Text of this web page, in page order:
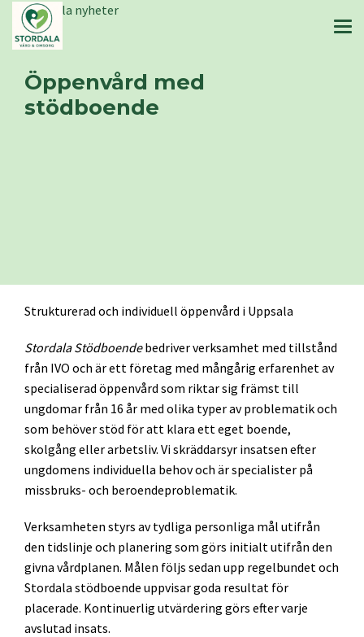
Stordala nyheter
Öppenvård med
stödboende
Strukturerad och individuell öppenvård i Uppsala
Stordala Stödboendebedriver verksamhet med tillstånd
från IVO och är ett företag med mångårig erfarenhet av
specialiserad öppenvård som riktar sig främst till
ungdomar från 16 år med olika typer av problematik och
som behöver stöd för att klara ett eget boende,
skolgång eller arbetsliv. Vi skräddarsyr insatsen efter
ungdomens individuella behov och är specialister på
missbruks- och beroendeproblematik.
Verksamheten styrs av tydliga personliga mål utifrån
den tidslinje och planering som görs initialt utifrån den
givna vårdplanen. Målen följs sedan upp regelbundet och
Stordala stödboende uppvisar goda resultat för
placerade. Kontinuerlig utvärdering görs efter varje
avslutad insats.